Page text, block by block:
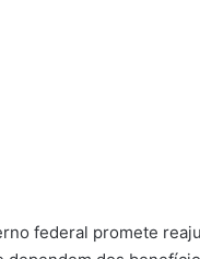
federal promete